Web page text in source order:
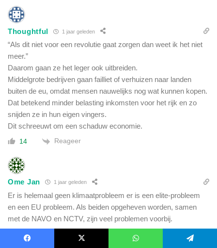
Thoughtful 1 jaar geleden
“Als dit niet voor een revolutie gaat zorgen dan weet ik het niet
meer.”
Daarom gaan ze het leger ook uitbreiden.
Middelgrote bedrijven gaan failliet of verhuizen naar landen
buiten de eu, omdat mensen nauwelijks nog wat kunnen kopen.
Dat betekend minder belasting inkomsten voor het rijk en zo
snijden ze in hun eigen vingers.
Dit schreeuwt om een schaduw economie.
14 Reageer
Ome Jan 1 jaar geleden
Er is helemaal geen klimaatprobleem er is een elite-probleem
en een EU probleem. Als beiden opgeheven worden, samen
met de NAVO en NCTV, zijn veel problemen voorbij.
30 Reageer Toon Reacties(1)